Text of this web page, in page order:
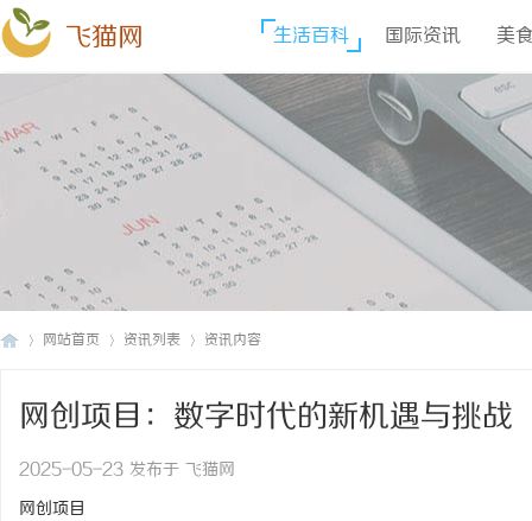
飞猫网 生活百科 国际资讯 美
网站首页 资讯列表 资讯内容
网创项目：数字时代的新机遇与挑战
2025-05-23 发布于 飞猫网
网创项目